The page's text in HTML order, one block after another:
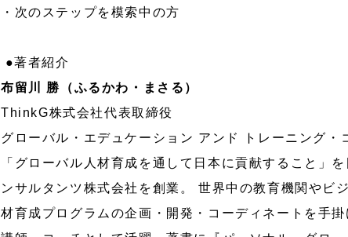
・次のステップを模索中の方
●著者紹介
布留川 勝（ふるかわ・まさる）
ThinkG株式会社代表取締役
グローバル・エデュケーション アンド トレーニング
「グローバル人材育成を通して日本に貢献すること」
ンサルタンツ株式会社を創業。 世界中の教育機関やビ
材育成プログラムの企画・開発・コーディネートを手